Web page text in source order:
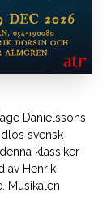
Danielssons
svensk
klassiker
av Henrik
Musikalen